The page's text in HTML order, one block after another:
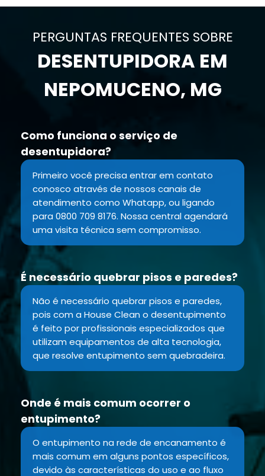
PERGUNTAS FREQUENTES SOBRE
DESENTUPIDORA EM
NEPOMUCENO, MG
Como funciona o serviço de
desentupidora?
Primeiro você precisa entrar em contato
conosco através de nossos canais de
atendimento como Whatapp, ou ligando
para 0800 709 8176. Nossa central agendará
uma visita técnica sem compromisso.
É necessário quebrar pisos e paredes?
Não é necessário quebrar pisos e paredes,
pois com a House Clean o desentupimento
é feito por profissionais especializados que
utilizam equipamentos de alta tecnologia,
que resolve entupimento sem quebradeira.
Onde é mais comum ocorrer o
entupimento?
O entupimento na rede de encanamento é
mais comum em alguns pontos específicos,
devido às características do uso e ao fluxo